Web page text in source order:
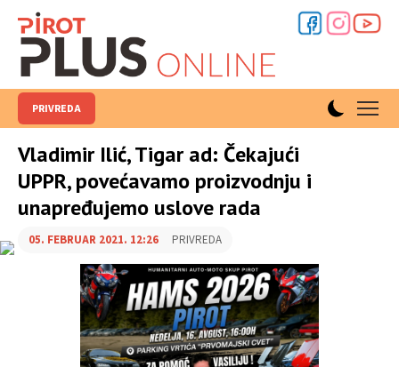
PRIVREDA
Vladimir Ilić, Tigar ad: Čekajući
UPPR, povećavamo proizvodnju i
unapređujemo uslove rada
05. FEBRUAR 2021. 12:26 PRIVREDA